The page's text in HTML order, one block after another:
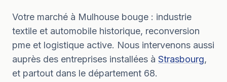
Votre marché à Mulhouse bouge : industrie
textile et automobile historique, reconversion
pme et logistique active. Nous intervenons aussi
auprès des entreprises installées à Strasbourg,
et partout dans le département 68.